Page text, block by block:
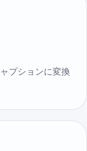
プションに変換